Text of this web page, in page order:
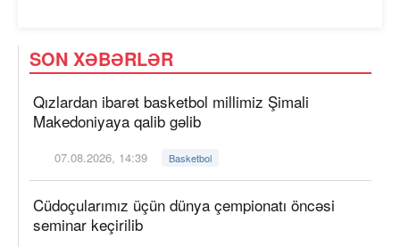
SON XƏBƏRLƏR
Qızlardan ibarət basketbol millimiz Şimali
Makedoniyaya qalib gəlib
07.08.2026, 14:39 Basketbol
Cüdoçularımız üçün dünya çempionatı öncəsi
seminar keçirilib